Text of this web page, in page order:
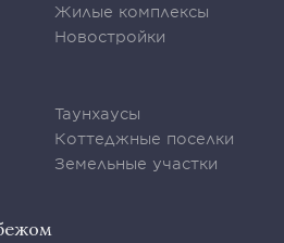
Жилые комплексы
Новостройки
Таунхаусы
Коттеджные поселки
Земельные участки